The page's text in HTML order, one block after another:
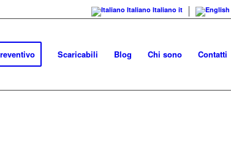
Italiano Italiano it
Scaricabili Blog Chi sono Contatti